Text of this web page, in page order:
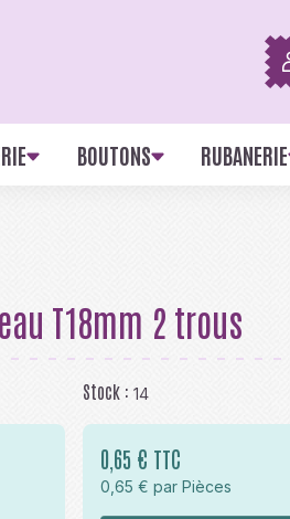
BOUTONS RUBANERIE
T18mm 2 trous
Stock : 14
0,65 € TTC
0,65 € par Pièces